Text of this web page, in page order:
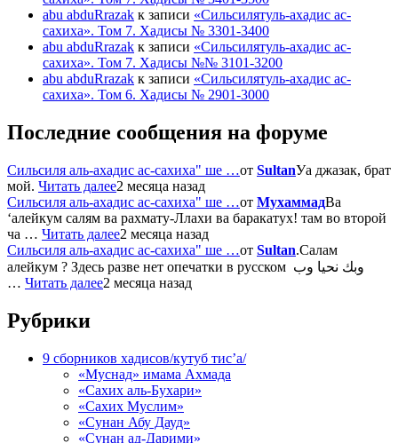
abu abduRrazak к записи «Сильсилятуль-ахадис ас-
сахиха». Том 7. Хадисы № 3301-3400
abu abduRrazak к записи «Сильсилятуль-ахадис ас-
сахиха». Том 7. Хадисы №№ 3101-3200
abu abduRrazak к записи «Сильсилятуль-ахадис ас-
сахиха». Том 6. Хадисы № 2901-3000
Последние сообщения на форуме
Сильсиля аль-ахадис ас-сахиха" ше …от SultanУа джазак, брат
мой. Читать далее2 месяца назад
Сильсиля аль-ахадис ас-сахиха" ше …от МухаммадВа
‘алейкум салям ва рахмату-Ллахи ва баракатух! там во второй
ча … Читать далее2 месяца назад
Сильсиля аль-ахадис ас-сахиха" ше …от Sultan.Салам
алейкум ? Здесь разве нет опечатки в русском وبك نحيا وب
… Читать далее2 месяца назад
Рубрики
9 сборников хадисов/кутуб тис’а/
«Муснад» имама Ахмада
«Сахих аль-Бухари»
«Сахих Муслим»
«Сунан Абу Дауд»
«Сунан ад-Дарими»